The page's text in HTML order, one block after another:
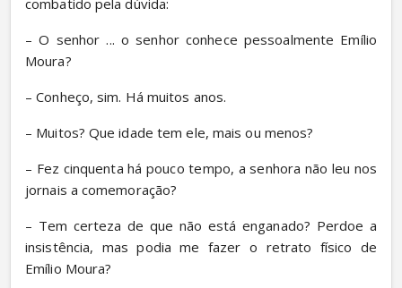
– O senhor ... o senhor conhece pessoalmente Emílio
Moura?
– Conheço, sim. Há muitos anos.
– Muitos? Que idade tem ele, mais ou menos?
– Fez cinquenta há pouco tempo, a senhora não leu nos
jornais a comemoração?
– Tem certeza de que não está enganado? Perdoe a
insistência, mas podia me fazer o retrato físico de
Emílio Moura?